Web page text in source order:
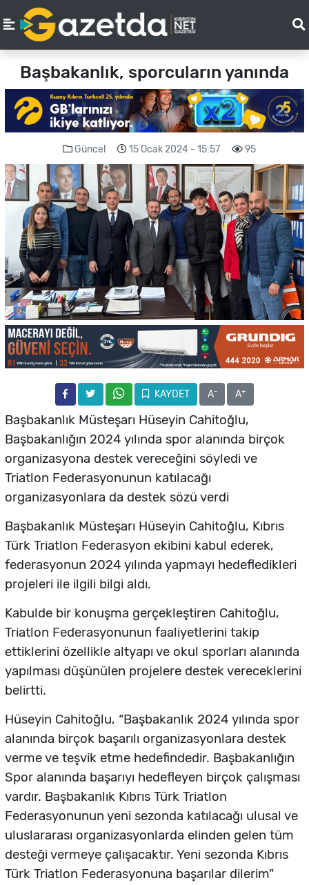
Başbakanlık, sporcuların yanında
Güncel 15 Ocak 2024 - 15:57 95
KAYDET A- A+
Başbakanlık Müsteşarı Hüseyin Cahitoğlu,
Başbakanlığın 2024 yılında spor alanında birçok
organizasyona destek vereceğini söyledi ve
Triatlon Federasyonunun katılacağı
organizasyonlara da destek sözü verdi
Başbakanlık Müsteşarı Hüseyin Cahitoğlu, Kıbrıs
Türk Triatlon Federasyon ekibini kabul ederek,
federasyonun 2024 yılında yapmayı hedefledikleri
projeleri ile ilgili bilgi aldı.
Kabulde bir konuşma gerçekleştiren Cahitoğlu,
Triatlon Federasyonunun faaliyetlerini takip
ettiklerini özellikle altyapı ve okul sporları alanında
yapılması düşünülen projelere destek vereceklerini
belirtti.
Hüseyin Cahitoğlu, “Başbakanlık 2024 yılında spor
alanında birçok başarılı organizasyonlara destek
verme ve teşvik etme hedefindedir. Başbakanlığın
Spor alanında başarıyı hedefleyen birçok çalışması
vardır. Başbakanlık Kıbrıs Türk Triatlon
Federasyonunun yeni sezonda katılacağı ulusal ve
uluslararası organizasyonlarda elinden gelen tüm
desteği vermeye çalışacaktır. Yeni sezonda Kıbrıs
Türk Triatlon Federasyonuna başarılar dilerim”